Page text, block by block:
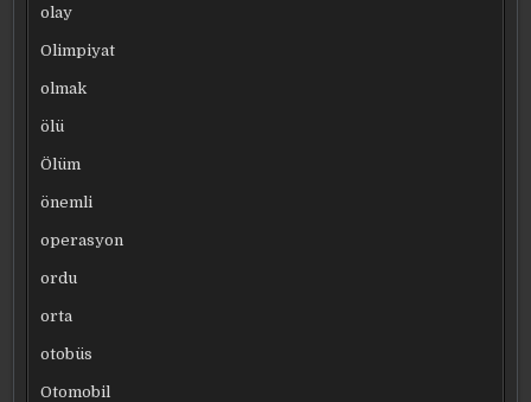
olay
Olimpiyat
olmak
ölü
Ölüm
önemli
operasyon
ordu
orta
otobüs
Otomobil